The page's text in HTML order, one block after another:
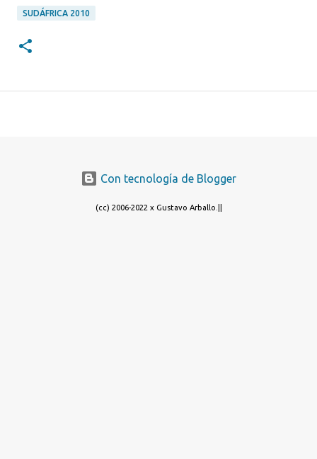
SUDÁFRICA 2010
Con tecnología de Blogger
(cc) 2006-2022 x Gustavo Arballo.||